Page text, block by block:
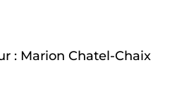
: Marion Chatel-Chaix